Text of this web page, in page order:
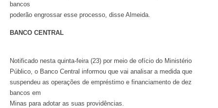
bancos
poderão engrossar esse processo, disse Almeida.
BANCO CENTRAL
Notificado nesta quinta-feira (23) por meio de ofício do Ministério
Público, o Banco Central informou que vai analisar a medida que
suspendeu as operações de empréstimo e financiamento de dez
bancos em
Minas para adotar as suas providências.